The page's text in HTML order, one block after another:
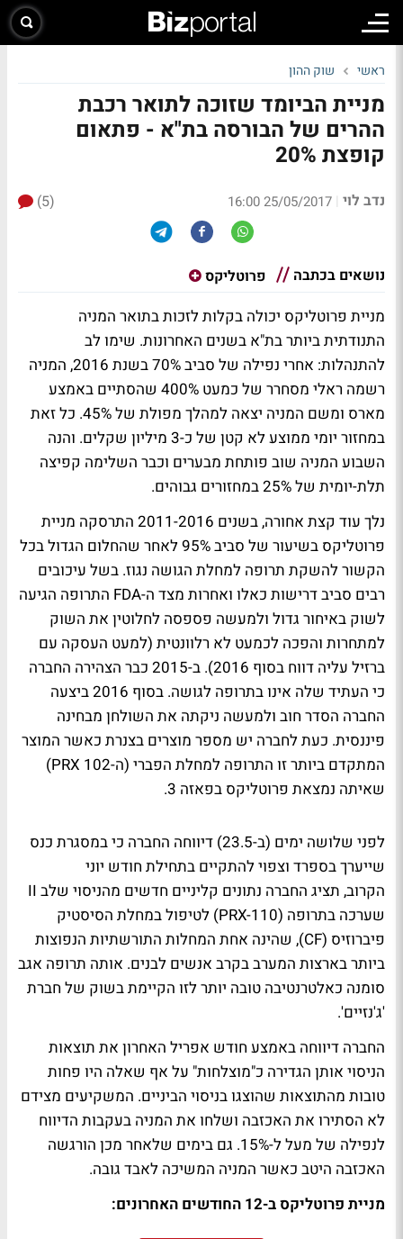
ראשי שוק ההון
מניית הביומד שזוכה לתואר רכבת
ההרים של הבורסה בת"א - פתאום
קופצת 20%
נדב לוי |
25/05/2017 16:00
(5)
נושאים בכתבה פרוטליקס
מניית פרוטליקס יכולה בקלות לזכות בתואר המניה
התנודתית ביותר בת"א בשנים האחרונות. שימו לב
להתנהלות: אחרי נפילה של סביב 70% בשנת 2016, המניה
רשמה ראלי מסחרר של כמעט 400% שהסתיים באמצע
מארס ומשם המניה יצאה למהלך מפולת של 45%. כל זאת
במחזור יומי ממוצע לא קטן של כ-3 מיליון שקלים. והנה
השבוע המניה שוב פותחת מבערים וכבר השלימה קפיצה
תלת-יומית של 25% במחזורים גבוהים.
נלך עוד קצת אחורה, בשנים 2011-2016 התרסקה מניית
פרוטליקס בשיעור של סביב 95% לאחר שהחלום הגדול בכל
הקשור להשקת תרופה למחלת הגושה נגוז. בשל עיכובים
רבים סביב דרישות כאלו ואחרות מצד ה-FDA התרופה הגיעה
לשוק באיחור גדול ולמעשה פספסה לחלוטין את השוק
למתחרות והפכה לכמעט לא רלוונטית (למעט העסקה עם
ברזיל עליה דווח בסוף 2016). ב-2015 כבר הצהירה החברה
כי העתיד שלה אינו בתרופה לגושה. בסוף 2016 ביצעה
החברה הסדר חוב ולמעשה ניקתה את השולחן מבחינה
פיננסית. כעת לחברה יש מספר מוצרים בצנרת כאשר המוצר
המתקדם ביותר זו התרופה למחלת הפברי (ה-PRX 102)
שאיתה נמצאת פרוטליקס בפאזה 3.
לפני שלושה ימים (ב-23.5) דיווחה החברה כי במסגרת כנס
שייערך בספרד וצפוי להתקיים בתחילת חודש יוני
הקרוב, תציג החברה נתונים קליניים חדשים מהניסוי שלב II
שערכה בתרופה (PRX-110) לטיפול במחלת הסיסטיק
פיברוזיס (CF), שהינה אחת המחלות התורשתיות הנפוצות
ביותר בארצות המערב בקרב אנשים לבנים. אותה תרופה אגב
סומנה כאלטרנטיבה טובה יותר לזו הקיימת בשוק של חברת
'ג'נזיים'.
החברה דיווחה באמצע חודש אפריל האחרון את תוצאות
הניסוי אותן הגדירה כ"מוצלחות" על אף שאלה היו פחות
טובות מהתוצאות שהוצגו בניסוי הביניים. המשקיעים מצידם
לא הסתירו את האכזבה ושלחו את המניה בעקבות הדיווח
לנפילה של מעל ל-15%. גם בימים שלאחר מכן הורגשה
האכזבה היטב כאשר המניה המשיכה לאבד גובה.
מניית פרוטליקס ב-12 החודשים האחרונים: